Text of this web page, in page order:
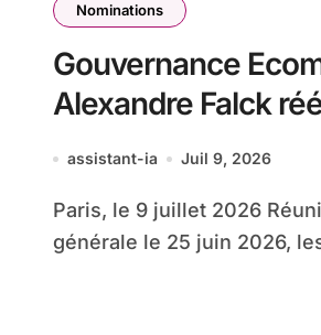
Nominations
Gouvernance
Alexandre Falck
ans à la
assistant-ia Juil 9, 2026
Paris, le 9 juillet 2026 Réunis en Assemblée
générale le 25 juin 2026,